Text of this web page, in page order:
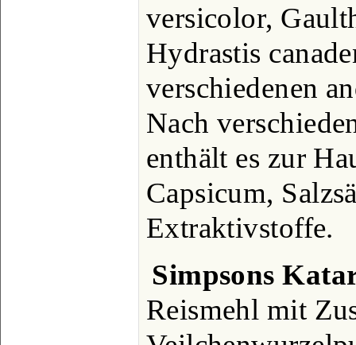
versicolor,
Hydrastis
verschiedenen
Nach
enthält es zur
Capsicum,
Extraktivstoffe.
Simpsons
Reismehl mit